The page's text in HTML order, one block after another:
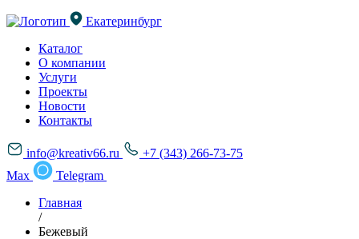
Екатеринбург
Каталог
О компании
Услуги
Проекты
Новости
Контакты
info@kreativ66.ru
+7 (343) 266-73-75
Max
Telegram
Главная
/
Бежевый